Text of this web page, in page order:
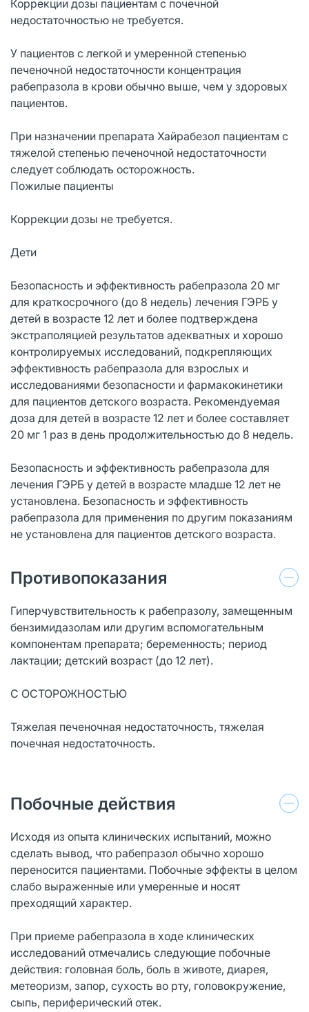
Коррекции дозы пациентам с почечной
недостаточностью не требуется.
У пациентов с легкой и умеренной степенью
печеночной недостаточности концентрация
рабепразола в крови обычно выше, чем у здоровых
пациентов.
При назначении препарата Хайрабезол пациентам с
тяжелой степенью печеночной недостаточности
следует соблюдать осторожность.
Пожилые пациенты
Коррекции дозы не требуется.
Дети
Безопасность и эффективность рабепразола 20 мг
для краткосрочного (до 8 недель) лечения ГЭРБ у
детей в возрасте 12 лет и более подтверждена
экстраполяцией результатов адекватных и хорошо
контролируемых исследований, подкрепляющих
эффективность рабепразола для взрослых и
исследованиями безопасности и фармакокинетики
для пациентов детского возраста. Рекомендуемая
доза для детей в возрасте 12 лет и более составляет
20 мг 1 раз в день продолжительностью до 8 недель.
Безопасность и эффективность рабепразола для
лечения ГЭРБ у детей в возрасте младше 12 лет не
установлена. Безопасность и эффективность
рабепразола для применения по другим показаниям
не установлена для пациентов детского возраста.
Противопоказания
Гиперчувствительность к рабепразолу, замещенным
бензимидазолам или другим вспомогательным
компонентам препарата; беременность; период
лактации; детский возраст (до 12 лет).
С ОСТОРОЖНОСТЬЮ
Тяжелая печеночная недостаточность, тяжелая
почечная недостаточность.
Побочные действия
Исходя из опыта клинических испытаний, можно
сделать вывод, что рабепразол обычно хорошо
переносится пациентами. Побочные эффекты в целом
слабо выраженные или умеренные и носят
преходящий характер.
При приеме рабепразола в ходе клинических
исследований отмечались следующие побочные
действия: головная боль, боль в животе, диарея,
метеоризм, запор, сухость во рту, головокружение,
сыпь, периферический отек.